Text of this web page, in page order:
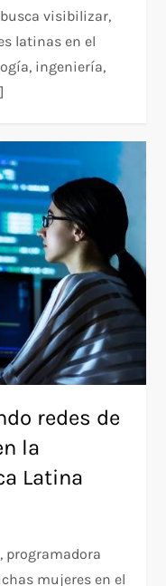
visibilizar,
latinas en el
ingeniería,
redes de
la
Latina
programadora
mujeres en el